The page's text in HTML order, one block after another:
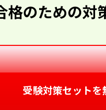
格のための対
受験対策セットを